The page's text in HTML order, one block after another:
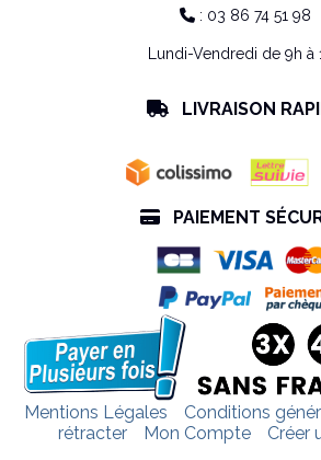
 : 03 86 74 51 98
Lundi-Vendredi de 9h à
 LIVRAISON
 PAIEMENT
Mentions Légales Conditions
rétracter
Mon Compte Créer